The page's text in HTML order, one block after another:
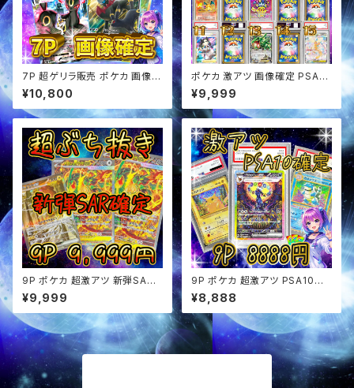
7P 超ゲリラ販売 ポケカ 画像確
定 オリパ
¥10,800
ポケカ 激アツ 画像確定 PSA10
確定 スタ賞パック オリパ
¥9,999
9P ポケカ 超激アツ 新弾SAR
確定 ぶち抜き オリパ
¥9,999
9P ポケカ 超激アツ PSA10確
定 オリパ
¥8,888